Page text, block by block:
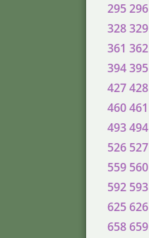
295296
328329
361 362
394395
427428
460461
493494
526 527
559 560
592 593
625626
658659